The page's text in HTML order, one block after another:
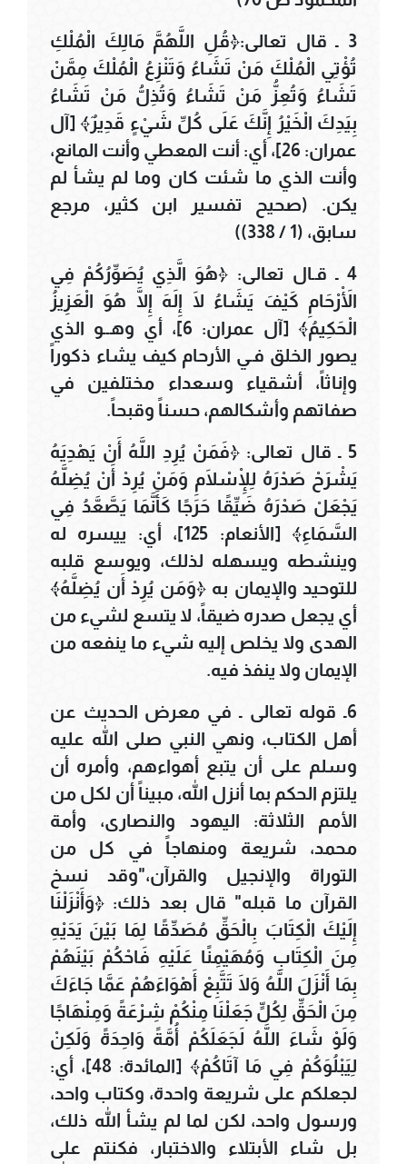
3 ـ قال تعالى:﴿قُلِ اللَّهُمَّ مَالِكَ الْمُلْكِ
تُؤْتِي الْمُلْكَ مَنْ تَشَاءُ وَتَنْزِعُ الْمُلْكَ مِمَّنْ
تَشَاءُ وَتُعِزُّ مَنْ تَشَاءُ وَتُذِلُّ مَنْ تَشَاءُ
بِيَدِكَ الْخَيْرُ إِنَّكَ عَلَى كُلِّ شَيْءٍ قَدِيرٌ﴾ [آل
عمران: 26]، أي: أنت المعطي وأنت المانع،
وأنت الذي ما شئت كان وما لم يشأ لم
يكن. (صحيح تفسير ابن كثير، مرجع
سابق، (1 / 338))
4 ـ قـال تعالى: ﴿هُوَ الَّذِي يُصَوِّرُكُمْ فِي
الْأَرْحَامِ كَيْفَ يَشَاءُ لَا إِلَهَ إِلَّا هُوَ الْعَزِيزُ
الْحَكِيمُ﴾ [آل عمران: 6]، أي وهــو الذي
يصور الخلق فـي الأرحام كيف يشاء ذكوراً
وإناثاً، أشقياء وسعداء مختلفين في
صفاتهم وأشكالهم، حسناً وقبحاً.
5 ـ قال تعالى: ﴿فَمَنْ يُرِدِ اللَّهُ أَنْ يَهْدِيَهُ
يَشْرَحْ صَدْرَهُ لِلْإِسْلَامِ وَمَنْ يُرِدْ أَنْ يُضِلَّهُ
يَجْعَلْ صَدْرَهُ ضَيِّقًا حَرَجًا كَأَنَّمَا يَصَّعَّدُ فِي
السَّمَاءِ﴾ [الأنعام: 125]، أي: ييسره له
وينشطه ويسهله لذلك، ويوسع قلبه
للتوحيد والإيمان به ﴿وَمَن يُرِدْ أَن يُضِلَّهُ﴾
أي يجعل صدره ضيقاً، لا يتسع لشيء من
الهدى ولا يخلص إليه شيء ما ينفعه من
الإيمان ولا ينفذ فيه.
6ـ قوله تعالى ـ في معرض الحديث عن
أهل الكتاب، ونهي النبي صلى الله عليه
وسلم على أن يتبع أهواءهم، وأمره أن
يلتزم الحكم بما أنزل الله، مبيناً أن لكل من
الأمم الثلاثة: اليهود والنصارى، وأمة
محمد، شريعة ومنهاجاً في كل من
التوراة والإنجيل والقرآن،"وقد نسخ
القرآن ما قبله" قال بعد ذلك: ﴿وَأَنْزَلْنَا
إِلَيْكَ الْكِتَابَ بِالْحَقِّ مُصَدِّقًا لِمَا بَيْنَ يَدَيْهِ
مِنَ الْكِتَابِ وَمُهَيْمِنًا عَلَيْهِ فَاحْكُمْ بَيْنَهُمْ
بِمَا أَنْزَلَ اللَّهُ وَلَا تَتَّبِعْ أَهْوَاءَهُمْ عَمَّا جَاءَكَ
مِنَ الْحَقِّ لِكُلٍّ جَعَلْنَا مِنْكُمْ شِرْعَةً وَمِنْهَاجًا
وَلَوْ شَاءَ اللَّهُ لَجَعَلَكُمْ أُمَّةً وَاحِدَةً وَلَكِنْ
لِيَبْلُوَكُمْ فِي مَا آتَاكُمْ﴾ [المائدة: 48]، أي:
لجعلكم على شريعة واحدة، وكتاب واحد،
ورسول واحد، لكن لما لم يشأ الله ذلك،
بل شاء الأبتلاء والاختبار، فكنتم على